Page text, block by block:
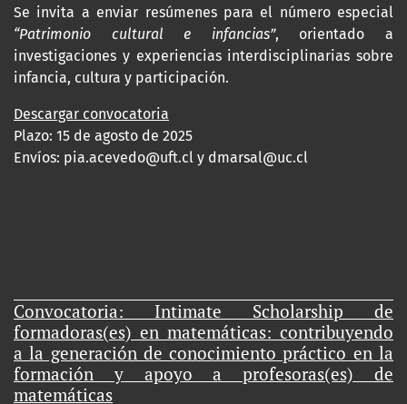
Se invita a enviar resúmenes para el número especial
“Patrimonio cultural e infancias”, orientado a
investigaciones y experiencias interdisciplinarias sobre
infancia, cultura y participación.
Descargar convocatoria
Plazo: 15 de agosto de 2025
Envíos: pia.acevedo@uft.cl y dmarsal@uc.cl
Convocatoria: Intimate Scholarship de
formadoras(es) en matemáticas: contribuyendo
a la generación de conocimiento práctico en la
formación y apoyo a profesoras(es) de
matemáticas